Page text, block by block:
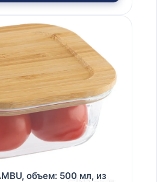
объем: 500 мл, из